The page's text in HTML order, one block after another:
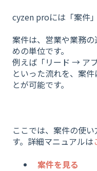
cyzen proには「案件
案件は、営業や業務
めの単位です。
例えば「リード → ア
といった流れを、案
とが可能です。
ここでは、案件の使
す。詳細マニュアルは
案件を見る